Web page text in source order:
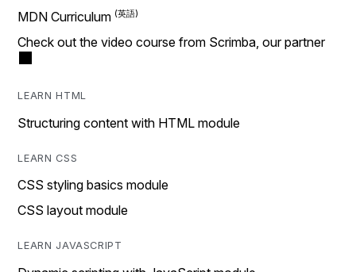
MDN Curriculum
Check out the video course from Scrimba, our partner
LEARN HTML
Structuring content with HTML module
LEARN CSS
CSS styling basics module
CSS layout module
LEARN JAVASCRIPT